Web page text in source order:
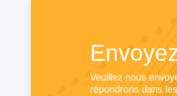
Veuillez nous
répondrons dans